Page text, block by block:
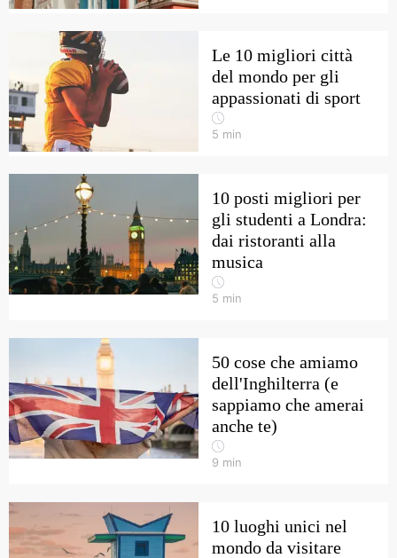
Le 10 migliori città
del mondo per gli
appassionati di sport
5 min
10 posti migliori per
gli studenti a Londra:
dai ristoranti alla
musica
5 min
50 cose che amiamo
dell'Inghilterra (e
sappiamo che amerai
anche te)
9 min
10 luoghi unici nel
mondo da visitare